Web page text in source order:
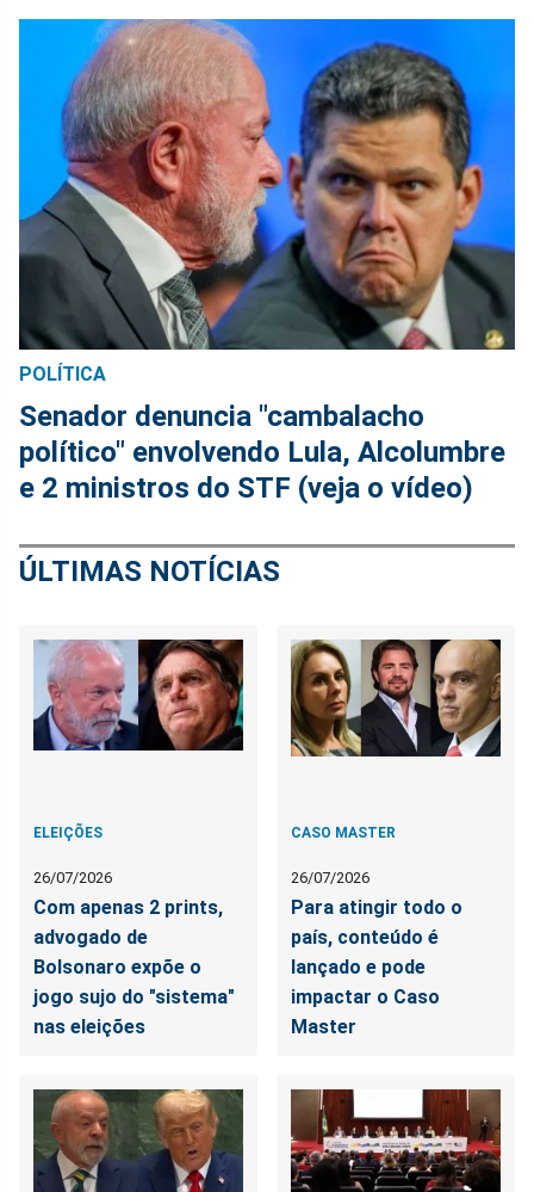
POLÍTICA
Senador denuncia "cambalacho
político" envolvendo Lula, Alcolumbre
e 2 ministros do STF (veja o vídeo)
ÚLTIMAS NOTÍCIAS
ELEIÇÕES
26/07/2026
Com apenas 2 prints,
advogado de
Bolsonaro expõe o
jogo sujo do "sistema"
nas eleições
CASO MASTER
26/07/2026
Para atingir todo o
país, conteúdo é
lançado e pode
impactar o Caso
Master